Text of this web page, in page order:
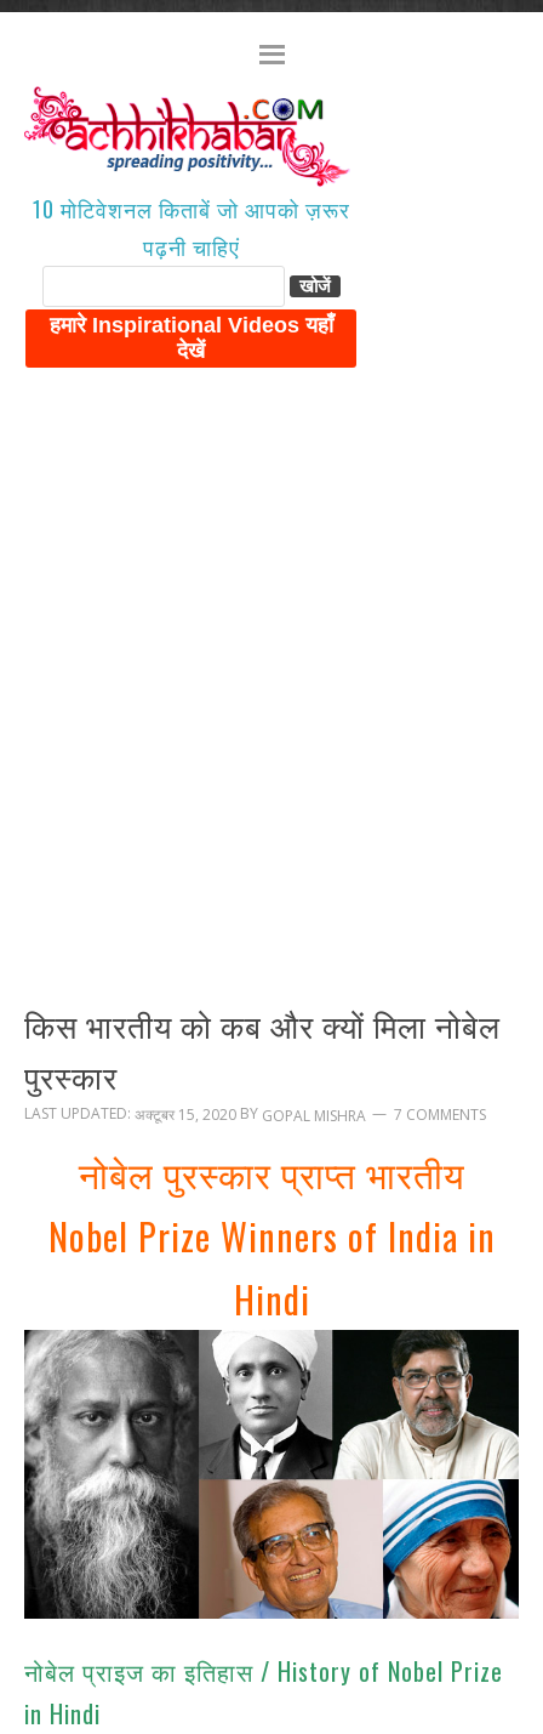
10 मोटिवेशनल किताबें जो आपको ज़रूर
पढ़नी चाहिएं
किस भारतीय को कब और क्यों मिला नोबेल
पुरस्कार
LAST UPDATED: अक्टूबर 15, 2020 BY GOPAL MISHRA 7 COMMENTS
नोबेल पुरस्कार प्राप्त भारतीय
Nobel Prize Winners of India in
Hindi
नोबेल प्राइज का इतिहास / History of Nobel Prize
in Hindi